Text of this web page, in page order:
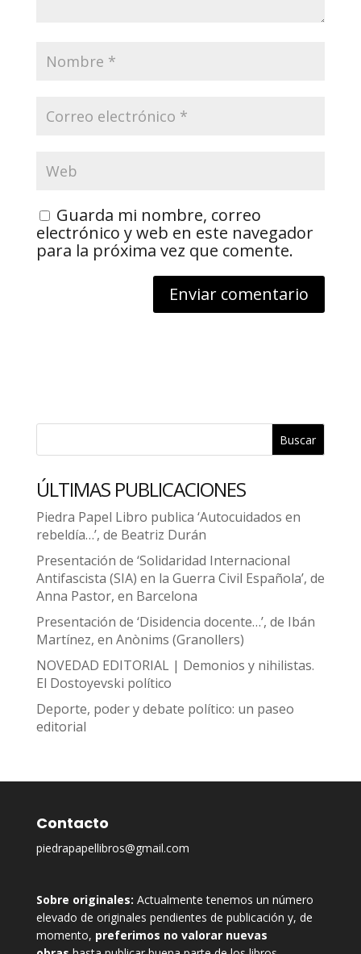
Guarda mi nombre, correo
electrónico y web en este navegador
para la próxima vez que comente.
Buscar
ÚLTIMAS PUBLICACIONES
Piedra Papel Libro publica ‘Autocuidados en
rebeldía…’, de Beatriz Durán
Presentación de ‘Solidaridad Internacional
Antifascista (SIA) en la Guerra Civil Española’, de
Anna Pastor, en Barcelona
Presentación de ‘Disidencia docente…’, de Ibán
Martínez, en Anònims (Granollers)
NOVEDAD EDITORIAL | Demonios y nihilistas.
El Dostoyevski político
Deporte, poder y debate político: un paseo
editorial
Contacto
piedrapapellibros@gmail.com
Sobre originales: Actualmente tenemos un número
elevado de originales pendientes de publicación y, de
momento, preferimos no valorar nuevas